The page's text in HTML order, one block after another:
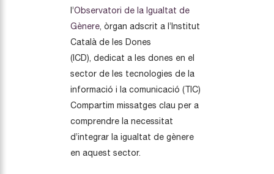
l’Observatori de la Igualtat de
Gènere, òrgan adscrit a l’Institut
Català de les Dones
(ICD), dedicat a les dones en el
sector de les tecnologies de la
informació i la comunicació (TIC)
Compartim missatges clau per a
comprendre la necessitat
d’integrar la igualtat de gènere
en aquest sector.